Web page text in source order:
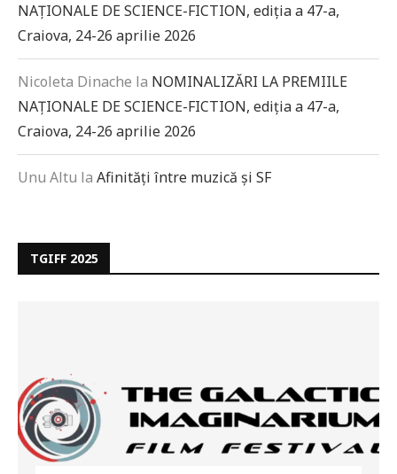
NAȚIONALE DE SCIENCE-FICTION, ediția a 47-a,
Craiova, 24-26 aprilie 2026
Nicoleta Dinache la NOMINALIZĂRI LA PREMIILE
NAȚIONALE DE SCIENCE-FICTION, ediția a 47-a,
Craiova, 24-26 aprilie 2026
Unu Altu la Afinități între muzică și SF
TGIFF 2025